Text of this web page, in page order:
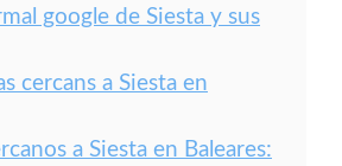
google de Siesta y sus
cercans a Siesta en
a Siesta en Baleares: